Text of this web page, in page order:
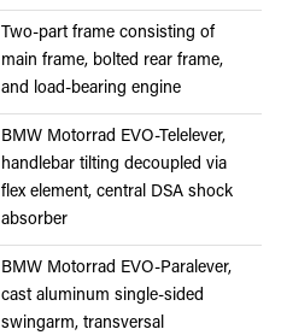
Two-part frame consisting of
main frame, bolted rear frame,
and load-bearing engine
BMW Motorrad EVO-Telelever,
handlebar tilting decoupled via
flex element, central DSA shock
absorber
BMW Motorrad EVO-Paralever,
cast aluminum single-sided
swingarm, transversal